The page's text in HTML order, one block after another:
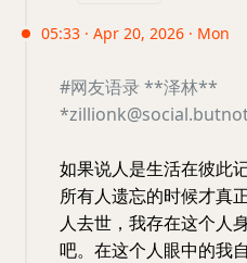
05:33 · Apr 20, 2026 · Mon
#网友语录 **泽林**
如果说人是生活在彼此
所有人遗忘的时候才真
人去世，我存在这个人
吧。在这个人眼中的我